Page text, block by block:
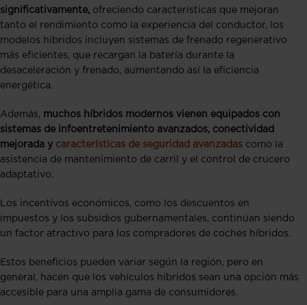
significativamente, ofreciendo características que mejoran
tanto el rendimiento como la experiencia del conductor, los
modelos híbridos incluyen sistemas de frenado regenerativo
más eficientes, que recargan la batería durante la
desaceleración y frenado, aumentando así la eficiencia
energética.
Además, muchos híbridos modernos vienen equipados con
sistemas de infoentretenimiento avanzados, conectividad
mejorada y características de seguridad avanzadas como la
asistencia de mantenimiento de carril y el control de crucero
adaptativo.
Los incentivos económicos, como los descuentos en
impuestos y los subsidios gubernamentales, continúan siendo
un factor atractivo para los compradores de coches híbridos.
Estos beneficios pueden variar según la región, pero en
general, hacen que los vehículos híbridos sean una opción más
accesible para una amplia gama de consumidores.